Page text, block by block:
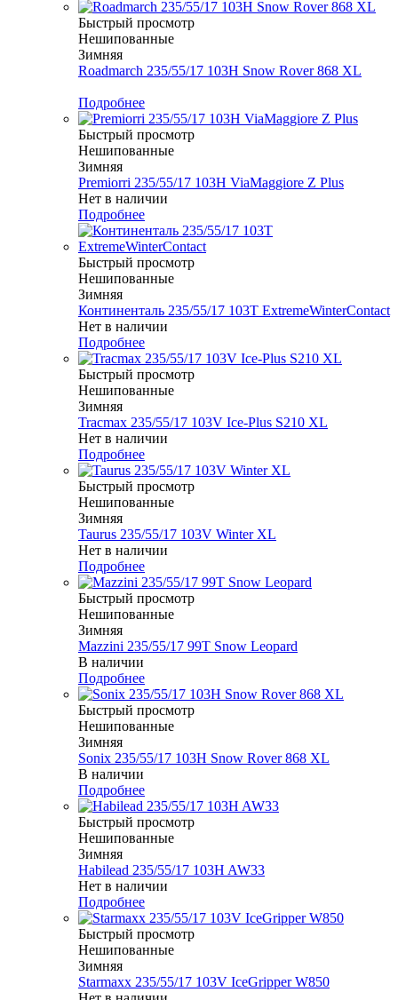
Быстрый просмотр
Нешипованные
Зимняя
Roadmarch 235/55/17 103H Snow Rover 868 XL
Подробнее
Быстрый просмотр
Нешипованные
Зимняя
Premiorri 235/55/17 103H ViaMaggiore Z Plus
Нет в наличии
Подробнее
Быстрый просмотр
Нешипованные
Зимняя
Континенталь 235/55/17 103T ExtremeWinterContact
Нет в наличии
Подробнее
Быстрый просмотр
Нешипованные
Зимняя
Tracmax 235/55/17 103V Ice-Plus S210 XL
Нет в наличии
Подробнее
Быстрый просмотр
Нешипованные
Зимняя
Taurus 235/55/17 103V Winter XL
Нет в наличии
Подробнее
Быстрый просмотр
Нешипованные
Зимняя
Mazzini 235/55/17 99T Snow Leopard
В наличии
Подробнее
Быстрый просмотр
Нешипованные
Зимняя
Sonix 235/55/17 103H Snow Rover 868 XL
В наличии
Подробнее
Быстрый просмотр
Нешипованные
Зимняя
Habilead 235/55/17 103H AW33
Нет в наличии
Подробнее
Быстрый просмотр
Нешипованные
Зимняя
Starmaxx 235/55/17 103V IceGripper W850